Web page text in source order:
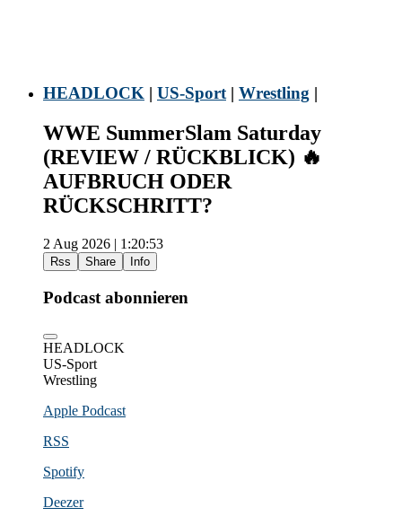
HEADLOCK | US-Sport | Wrestling |
WWE SummerSlam Saturday
(REVIEW / RÜCKBLICK) 🔥
AUFBRUCH ODER
RÜCKSCHRITT?
2 Aug 2026 | 1:20:53
Rss Share Info
Podcast abonnieren
HEADLOCK
US-Sport
Wrestling
Apple Podcast
RSS
Spotify
Deezer